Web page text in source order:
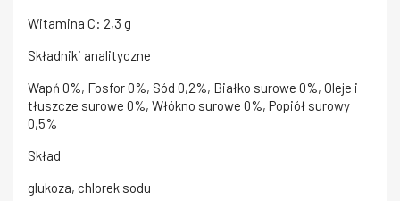
Witamina C: 2,3 g
Składniki analityczne
Wapń 0%, Fosfor 0%, Sód 0,2%, Białko surowe 0%, Oleje i
tłuszcze surowe 0%, Włókno surowe 0%, Popiół surowy
0,5%
Skład
glukoza, chlorek sodu